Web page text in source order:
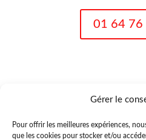
Gérer le
Pour offrir les meilleures expériences,
que les cookies pour stocker et/ou
01 64 76